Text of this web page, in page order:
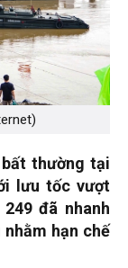
thường tại
lưu tốc vượt
đã nhanh
hạn chế